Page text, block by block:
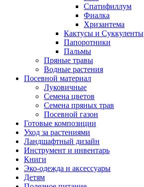
Спатифиллум
Фиалка
Хризантема
Кактусы и Суккуленты
Папоротники
Пальмы
Пряные травы
Водные растения
Посевной материал
Луковичные
Семена цветов
Семена пряных трав
Посевной газон
Готовые композиции
Уход за растениями
Ландшафтный дизайн
Инструмент и инвентарь
Книги
Эко-одежда и аксессуары
Детям